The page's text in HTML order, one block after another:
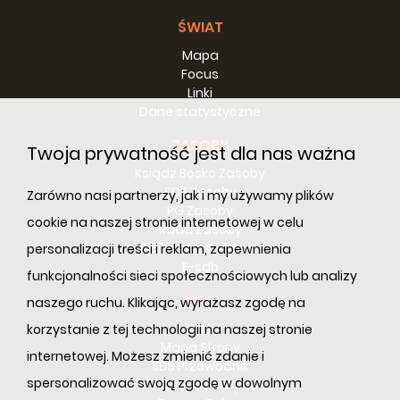
Twoja prywatność jest dla nas ważna
Zarówno nasi partnerzy, jak i my używamy plików
cookie na naszej stronie internetowej w celu
personalizacji treści i reklam, zapewnienia
funkcjonalności sieci społecznościowych lub analizy
naszego ruchu. Klikając, wyrażasz zgodę na
korzystanie z tej technologii na naszej stronie
internetowej. Możesz zmienić zdanie i
spersonalizować swoją zgodę w dowolnym
obecności, jako przedstawicielka gminy i jako
burmistrz, moje zobowiązanie do wspierania tego
dzieła w tym wszystkim, co jest konieczne, aby jak
najlepiej służyło naszym mieszkańcom”.
toastu z udziałem przedstawicieli władz i innych
dzielnicy.
ŚWIAT
Mapa
Focus
Linki
ZASOBY
SDB Zasoby
Rada Zasoby
Bibilioteka Cyfrowa
E-sdb
INFO
ANS
Mapa Strony
SDB Przewodnik
Cookie Policy